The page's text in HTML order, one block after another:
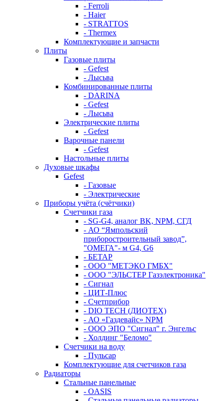
- Ferroli
- Haier
- STRATTOS
- Thermex
Комплектующие и запчасти
Плиты
Газовые плиты
- Gefest
- Лысьва
Комбинированные плиты
- DARINA
- Gefest
- Лысьва
Электрические плиты
- Gefest
Варочные панели
- Gefest
Настольные плиты
Духовые шкафы
Gefest
- Газовые
- Электрические
Приборы учёта (счётчики)
Счетчики газа
- SG-G4, аналог BK, NPM, СГД
- АО “Ямпольский
приборостроительный завод”,
"ОМЕГА"- м G4, G6
- БЕТАР
- ООО "МЕТЭКО ГМБХ"
- ООО "ЭЛЬСТЕР Газэлектроника"
- Сигнал
- ЦИТ-Плюс
- Счетприбор
- DIO TECH (ДИОТЕХ)
- АО «Газдевайс» NPM
- ООО ЭПО "Сигнал" г. Энгельс
- Холдинг "Беломо"
Счетчики на воду
- Пульсар
Комплектующие для счетчиков газа
Радиаторы
Стальные панельные
- OASIS